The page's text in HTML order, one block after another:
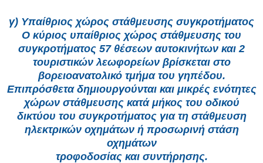
γ) Υπαίθριος χώρος στάθμευσης συγκροτήματος
Ο κύριος υπαίθριος χώρος στάθμευσης του
συγκροτήματος 57 θέσεων αυτοκινήτων και 2
τουριστικών λεωφορείων βρίσκεται στο
βορειοανατολικό τμήμα του γηπέδου.
Επιπρόσθετα δημιουργούνται και μικρές ενότητες
χώρων στάθμευσης κατά μήκος του οδικού
δικτύου του συγκροτήματος για τη στάθμευση
ηλεκτρικών οχημάτων ή προσωρινή στάση
οχημάτων
τροφοδοσίας και συντήρησης.